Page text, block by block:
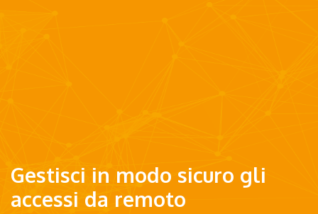
Gestisci in modo sicuro gli
accessi da remoto